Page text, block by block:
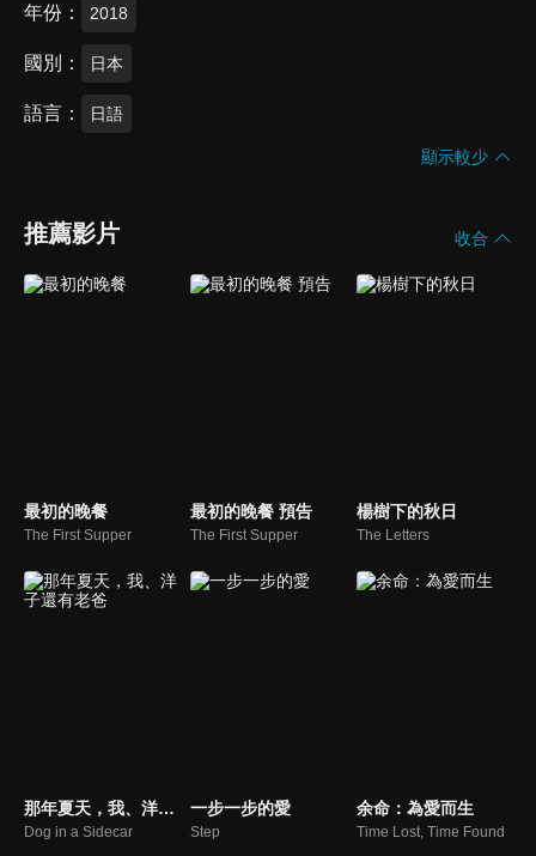
年份 2018
國別 日本
語言 日語
顯示較少
推薦影片 收合
最初的晚餐
The First Supper
最初的晚餐 預告
The First Supper
楊樹下的秋日
The Letters
那年夏天，我、洋子還有老爸
Dog in a Sidecar
一步一步的愛
Step
余命：為愛而生
Time Lost, Time Found